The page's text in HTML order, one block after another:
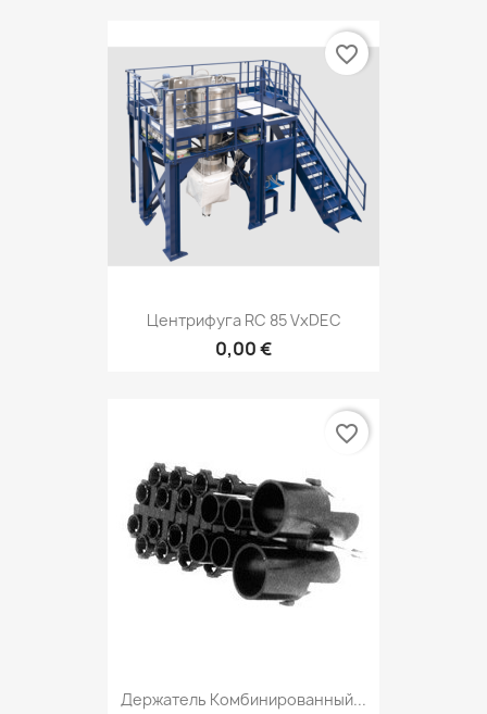
Центрифуга RC 85 VxDEC
0,00 €
favorite_border
Держатель Комбинированный...
favorite_border